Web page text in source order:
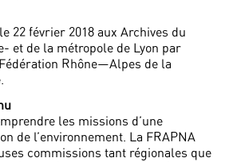
22 février 2018 aux Archives du
et de la métropole de Lyon par
Rhône—Alpes de la
les missions d’une
de l’environnement. La FRAPNA
commissions tant régionales que